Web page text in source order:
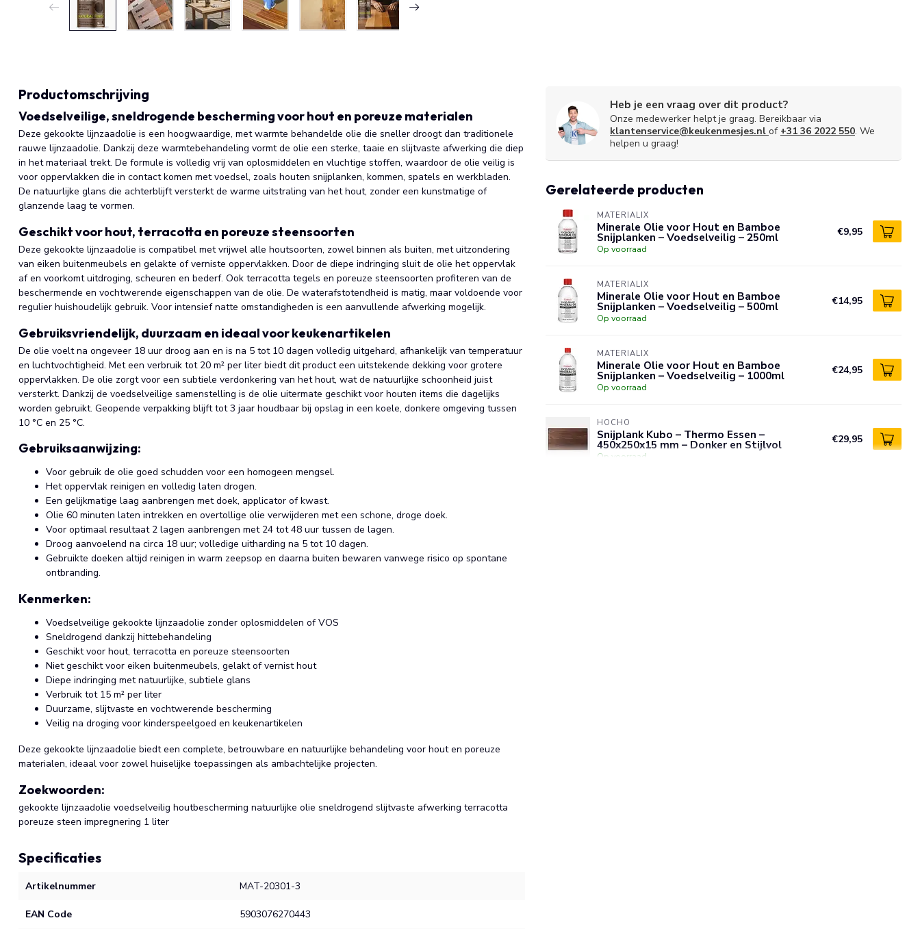
Productomschrijving
Voedselveilige, sneldrogende bescherming voor hout en poreuze materialen
Deze gekookte lijnzaadolie is een hoogwaardige, met warmte behandelde olie die sneller droogt dan traditionele
rauwe lijnzaadolie. Dankzij deze warmtebehandeling vormt de olie een sterke, taaie en slijtvaste afwerking die diep
in het materiaal trekt. De formule is volledig vrij van oplosmiddelen en vluchtige stoffen, waardoor de olie veilig is
voor oppervlakken die in contact komen met voedsel, zoals houten snijplanken, kommen, spatels en werkbladen.
De natuurlijke glans die achterblijft versterkt de warme uitstraling van het hout, zonder een kunstmatige of
glanzende laag te vormen.
Geschikt voor hout, terracotta en poreuze steensoorten
Deze gekookte lijnzaadolie is compatibel met vrijwel alle houtsoorten, zowel binnen als buiten, met uitzondering
van eiken buitenmeubels en gelakte of verniste oppervlakken. Door de diepe indringing sluit de olie het oppervlak
af en voorkomt uitdroging, scheuren en bederf. Ook terracotta tegels en poreuze steensoorten profiteren van de
beschermende en vochtwerende eigenschappen van de olie. De waterafstotendheid is matig, maar voldoende voor
regulier huishoudelijk gebruik. Voor intensief natte omstandigheden is een aanvullende afwerking mogelijk.
Gebruiksvriendelijk, duurzaam en ideaal voor keukenartikelen
De olie voelt na ongeveer 18 uur droog aan en is na 5 tot 10 dagen volledig uitgehard, afhankelijk van temperatuur
en luchtvochtigheid. Met een verbruik tot 20 m² per liter biedt dit product een uitstekende dekking voor grotere
oppervlakken. De olie zorgt voor een subtiele verdonkering van het hout, wat de natuurlijke schoonheid juist
versterkt. Dankzij de voedselveilige samenstelling is de olie uitermate geschikt voor houten items die dagelijks
worden gebruikt. Geopende verpakking blijft tot 3 jaar houdbaar bij opslag in een koele, donkere omgeving tussen
10 °C en 25 °C.
Gebruiksaanwijzing:
Voor gebruik de olie goed schudden voor een homogeen mengsel.
Het oppervlak reinigen en volledig laten drogen.
Een gelijkmatige laag aanbrengen met doek, applicator of kwast.
Olie 60 minuten laten intrekken en overtollige olie verwijderen met een schone, droge doek.
Voor optimaal resultaat 2 lagen aanbrengen met 24 tot 48 uur tussen de lagen.
Droog aanvoelend na circa 18 uur; volledige uitharding na 5 tot 10 dagen.
Gebruikte doeken altijd reinigen in warm zeepsop en daarna buiten bewaren vanwege risico op spontane
ontbranding.
Kenmerken:
Voedselveilige gekookte lijnzaadolie zonder oplosmiddelen of VOS
Sneldrogend dankzij hittebehandeling
Geschikt voor hout, terracotta en poreuze steensoorten
Niet geschikt voor eiken buitenmeubels, gelakt of vernist hout
Diepe indringing met natuurlijke, subtiele glans
Verbruik tot 15 m² per liter
Duurzame, slijtvaste en vochtwerende bescherming
Veilig na droging voor kinderspeelgoed en keukenartikelen
Deze gekookte lijnzaadolie biedt een complete, betrouwbare en natuurlijke behandeling voor hout en poreuze
materialen, ideaal voor zowel huiselijke toepassingen als ambachtelijke projecten.
Zoekwoorden:
gekookte lijnzaadolie voedselveilig houtbescherming natuurlijke olie sneldrogend slijtvaste afwerking terracotta
poreuze steen impregnering 1 liter
Specificaties
Artikelnummer MAT-20301-3
EAN Code 5903076270443
Heb je een vraag over dit product?
Onze medewerker helpt je graag. Bereikbaar via
klantenservice@keukenmesjes.nl of +31 36 2022 550. We
helpen u graag!
Gerelateerde producten
MATERIALIX
Minerale Olie voor Hout en Bamboe
Snijplanken – Voedselveilig – 250ml
Op voorraad
€9,95
MATERIALIX
Minerale Olie voor Hout en Bamboe
Snijplanken – Voedselveilig – 500ml
Op voorraad
€14,95
MATERIALIX
Minerale Olie voor Hout en Bamboe
Snijplanken – Voedselveilig – 1000ml
Op voorraad
€24,95
HOCHO
Snijplank Kubo – Thermo Essen –
450x250x15 mm – Donker en Stijlvol
Op voorraad
€29,95